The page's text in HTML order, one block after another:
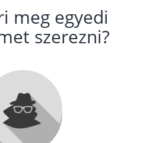
meg egyedi
szerezni?